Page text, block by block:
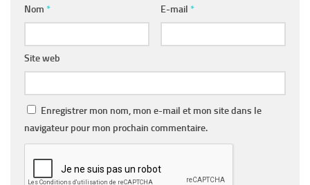
Nom * E-mail *
Site web
Enregistrer mon nom, mon e-mail et mon site dans le
navigateur pour mon prochain commentaire.